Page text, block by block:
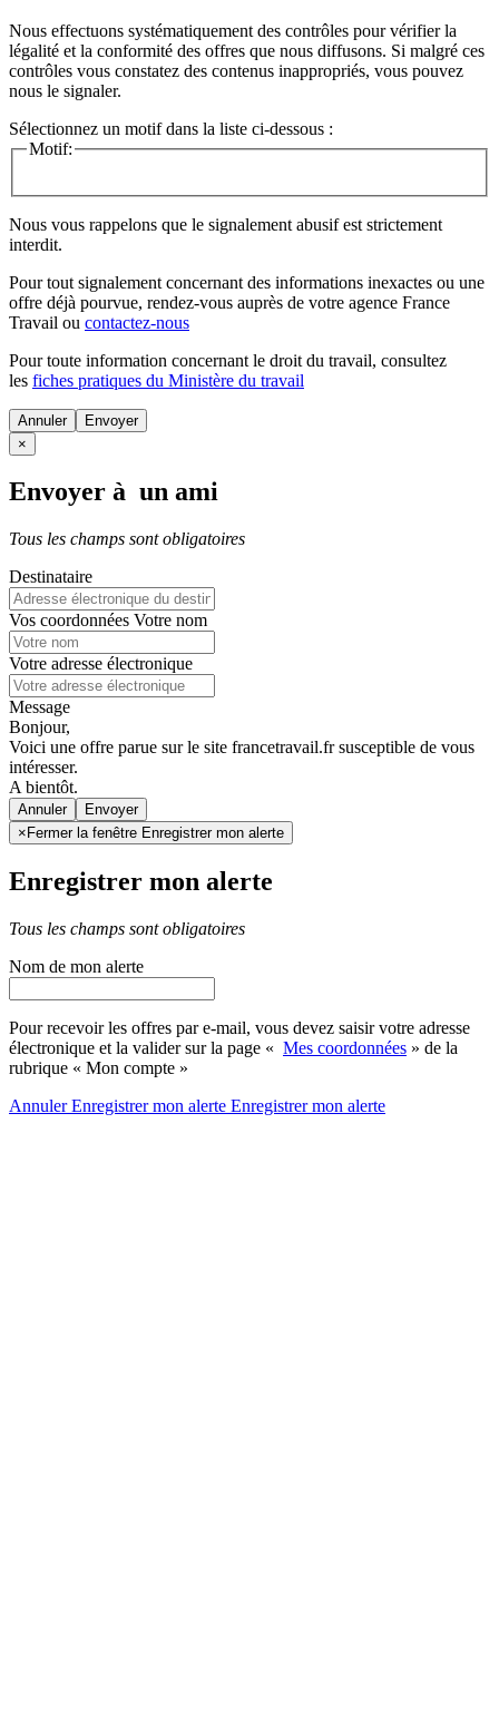
Nous effectuons systématiquement des contrôles pour vérifier la
légalité et la conformité des offres que nous diffusons. Si malgré ces
contrôles vous constatez des contenus inappropriés, vous pouvez
nous le signaler.
Sélectionnez un motif dans la liste ci-dessous :
Motif:
Nous vous rappelons que le signalement abusif est strictement
interdit.
Pour tout signalement concernant des informations inexactes ou une
offre déjà pourvue, rendez-vous auprès de votre agence France
Travail ou contactez-nous
Pour toute information concernant le droit du travail, consultez
les fiches pratiques du Ministère du travail
Annuler
×
Envoyer à un ami
Tous les champs sont obligatoires
Destinataire
Vos coordonnées Votre nom
Votre adresse électronique
Message
Bonjour,
Voici une offre parue sur le site francetravail.fr susceptible de vous
intéresser.
A bientôt.
Annuler
× Fermer la fenêtre Enregistrer mon alerte
Enregistrer mon alerte
Tous les champs sont obligatoires
Nom de mon alerte
Pour recevoir les offres par e-mail, vous devez saisir votre adresse
électronique et la valider sur la page « Mes coordonnées » de la
rubrique « Mon compte »
AnnulerEnregistrer mon alerte Enregistrermon alerte